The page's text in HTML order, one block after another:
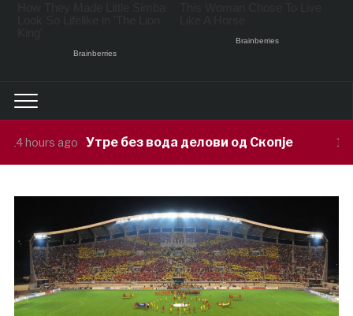
вода делови од Скопје 14 hours ago